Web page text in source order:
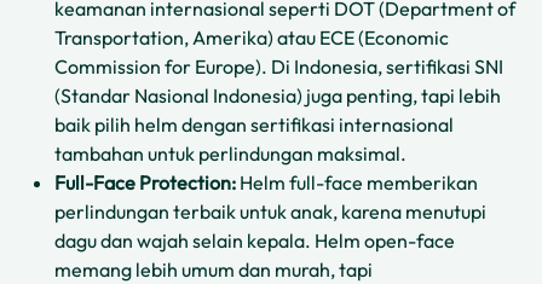
keamanan internasional seperti DOT (Department of
Transportation, Amerika) atau ECE (Economic
Commission for Europe). Di Indonesia, sertifikasi SNI
(Standar Nasional Indonesia) juga penting, tapi lebih
baik pilih helm dengan sertifikasi internasional
tambahan untuk perlindungan maksimal.
Full-Face Protection: Helm full-face memberikan
perlindungan terbaik untuk anak, karena menutupi
dagu dan wajah selain kepala. Helm open-face
memang lebih umum dan murah, tapi